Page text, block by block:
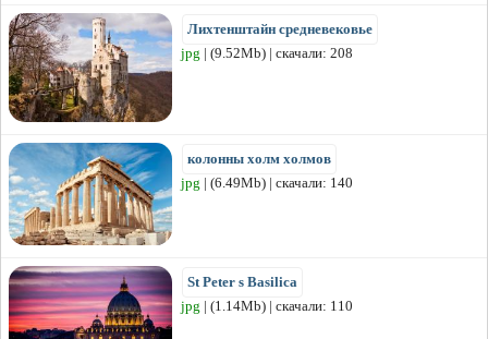
Лихтенштайн средневековье
jpg | (9.52Mb) | скачали: 208
колонны холм холмов
jpg | (6.49Mb) | скачали: 140
St Peter s Basilica
jpg | (1.14Mb) | скачали: 110